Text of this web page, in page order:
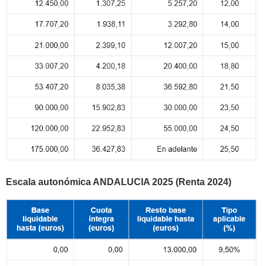
Escala autonómica ANDALUCIA 2025 (Renta 2024)